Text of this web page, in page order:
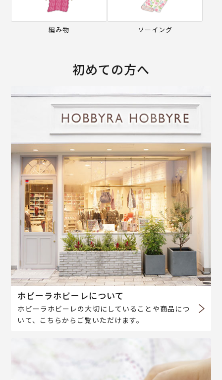
編み物 ソーイング
初めての方へ
ホビーラホビーレについて
ホビーラホビーレの大切にしていることや商品につ
いて、こちらからご覧いただけます。